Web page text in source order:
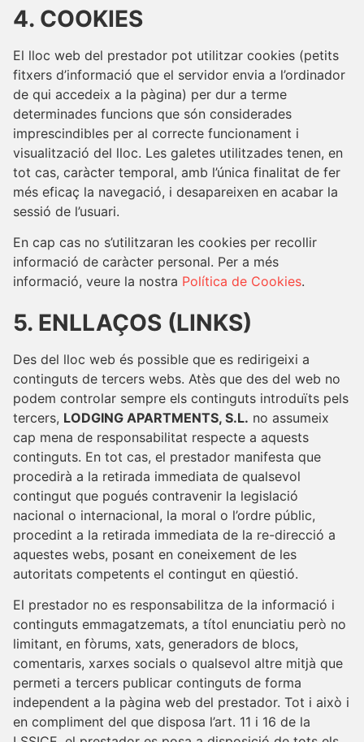
4. COOKIES
El lloc web del prestador pot utilitzar cookies (petits
fitxers d’informació que el servidor envia a l’ordinador
de qui accedeix a la pàgina) per dur a terme
determinades funcions que són considerades
imprescindibles per al correcte funcionament i
visualització del lloc. Les galetes utilitzades tenen, en
tot cas, caràcter temporal, amb l’única finalitat de fer
més eficaç la navegació, i desapareixen en acabar la
sessió de l’usuari.
En cap cas no s’utilitzaran les cookies per recollir
informació de caràcter personal. Per a més
informació, veure la nostra Política de Cookies.
5. ENLLAÇOS (LINKS)
Des del lloc web és possible que es redirigeixi a
continguts de tercers webs. Atès que des del web no
podem controlar sempre els continguts introduïts pels
tercers, LODGING APARTMENTS, S.L. no assumeix
cap mena de responsabilitat respecte a aquests
continguts. En tot cas, el prestador manifesta que
procedirà a la retirada immediata de qualsevol
contingut que pogués contravenir la legislació
nacional o internacional, la moral o l’ordre públic,
procedint a la retirada immediata de la re-direcció a
aquestes webs, posant en coneixement de les
autoritats competents el contingut en qüestió.
El prestador no es responsabilitza de la informació i
continguts emmagatzemats, a títol enunciatiu però no
limitant, en fòrums, xats, generadors de blocs,
comentaris, xarxes socials o qualsevol altre mitjà que
permeti a tercers publicar continguts de forma
independent a la pàgina web del prestador. Tot i això i
en compliment del que disposa l’art. 11 i 16 de la